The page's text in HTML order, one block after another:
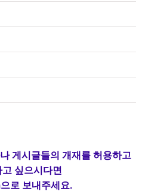
게시글들의 개재를 허용하고
싶으시다면
로 보내주세요.